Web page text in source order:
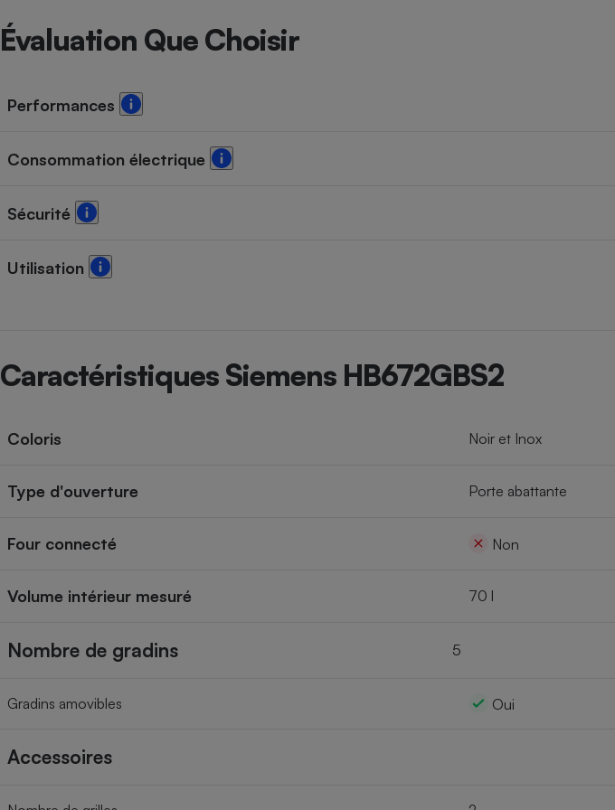
Évaluation Que Choisir
Performances
Consommation électrique
Sécurité
Utilisation
Caractéristiques Siemens HB672GBS2
Coloris Noir et Inox
Type d'ouverture Porte abattante
Four connecté Non
Volume intérieur mesuré 70 l
Nombre de gradins 5
Gradins amovibles Oui
Accessoires